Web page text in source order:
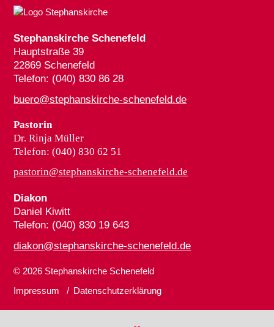
Stephanskirche Schenefeld
Hauptstraße 39
22869 Schenefeld
Telefon: (040) 830 86 28
buero@stephanskirche-schenefeld.de
Pastorin
Dr. Rinja Müller
Telefon: (040) 830 62 51
pastorin@stephanskirche-schenefeld.de
Diakon
Daniel Kiwitt
Telefon: (040) 830 19 643
diakon@stephanskirche-schenefeld.de
© 2026 Stephanskirche Schenefeld
Impressum
Datenschutzerklärung